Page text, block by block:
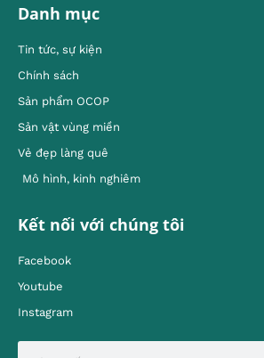
Danh mục
Tin tức, sự kiện
Chính sách
Sản phẩm OCOP
Sản vật vùng miền
Vẻ đẹp làng quê
Mô hình, kinh nghiêm
Kết nối với chúng tôi
Facebook
Youtube
Instagram